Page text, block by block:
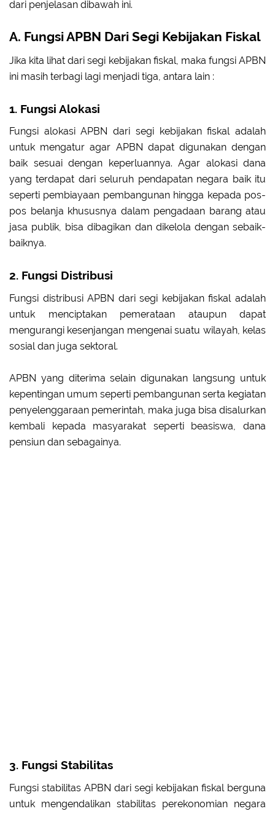
dari penjelasan dibawah ini.
A. Fungsi APBN Dari Segi Kebijakan Fiskal
Jika kita lihat dari segi kebijakan fiskal, maka fungsi APBN
ini masih terbagi lagi menjadi tiga, antara lain :
1. Fungsi Alokasi
Fungsi alokasi APBN dari segi kebijakan fiskal adalah
untuk mengatur agar APBN dapat digunakan dengan
baik sesuai dengan keperluannya. Agar alokasi dana
yang terdapat dari seluruh pendapatan negara baik itu
seperti pembiayaan pembangunan hingga kepada pos-
pos belanja khususnya dalam pengadaan barang atau
jasa publik, bisa dibagikan dan dikelola dengan sebaik-
baiknya.
2. Fungsi Distribusi
Fungsi distribusi APBN dari segi kebijakan fiskal adalah
untuk menciptakan pemerataan ataupun dapat
mengurangi kesenjangan mengenai suatu wilayah, kelas
sosial dan juga sektoral.
APBN yang diterima selain digunakan langsung untuk
kepentingan umum seperti pembangunan serta kegiatan
penyelenggaraan pemerintah, maka juga bisa disalurkan
kembali kepada masyarakat seperti beasiswa, dana
pensiun dan sebagainya.
3. Fungsi Stabilitas
Fungsi stabilitas APBN dari segi kebijakan fiskal berguna
untuk mengendalikan stabilitas perekonomian negara